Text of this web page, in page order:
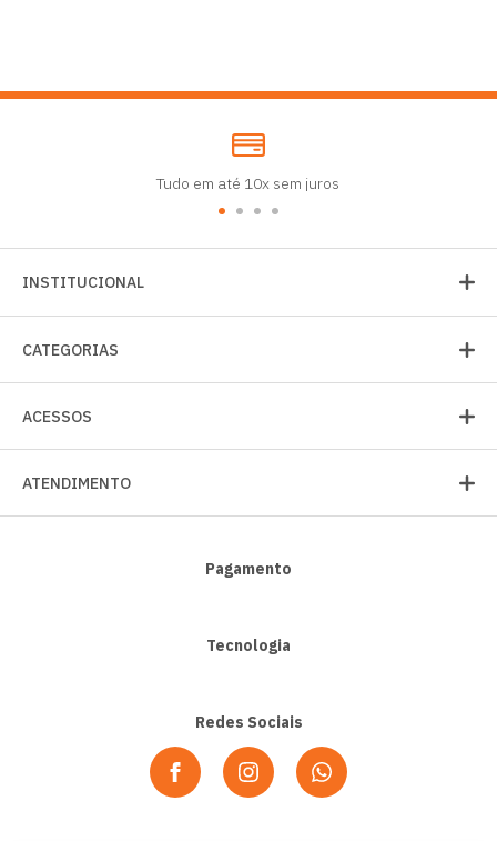
Tudo em até 10x sem juros
INSTITUCIONAL
CATEGORIAS
ACESSOS
ATENDIMENTO
Pagamento
Tecnologia
Redes Sociais